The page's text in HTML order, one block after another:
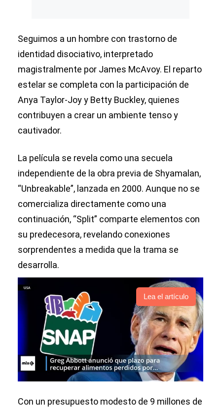
Seguimos a un hombre con trastorno de
identidad disociativo, interpretado
magistralmente por James McAvoy. El reparto
estelar se completa con la participación de
Anya Taylor-Joy y Betty Buckley, quienes
contribuyen a crear un ambiente tenso y
cautivador.
La película se revela como una secuela
independiente de la obra previa de Shyamalan,
“Unbreakable”, lanzada en 2000. Aunque no se
comercializa directamente como una
continuación, “Split” comparte elementos con
su predecesora, revelando conexiones
sorprendentes a medida que la trama se
desarrolla.
Lea el artículo
Con un presupuesto modesto de 9 millones de